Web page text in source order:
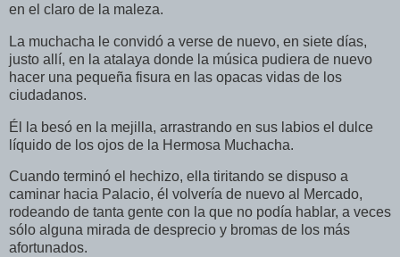
en el claro de la maleza.
La muchacha le convidó a verse de nuevo, en siete días,
justo allí, en la atalaya donde la música pudiera de nuevo
hacer una pequeña fisura en las opacas vidas de los
ciudadanos.
Él la besó en la mejilla, arrastrando en sus labios el dulce
líquido de los ojos de la Hermosa Muchacha.
Cuando terminó el hechizo, ella tiritando se dispuso a
caminar hacia Palacio, él volvería de nuevo al Mercado,
rodeando de tanta gente con la que no podía hablar, a veces
sólo alguna mirada de desprecio y bromas de los más
afortunados.